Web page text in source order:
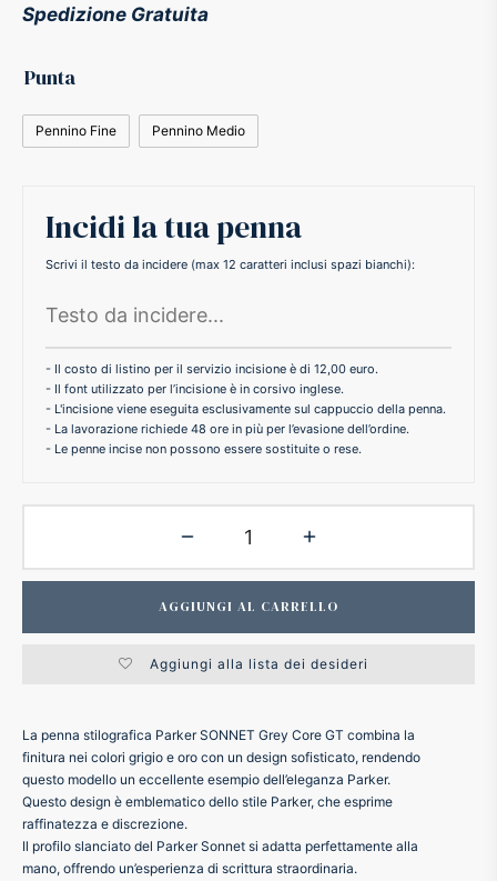
Spedizione Gratuita
Punta
Pennino Fine Pennino Medio
Incidi la tua penna
Scrivi il testo da incidere (max 12 caratteri inclusi spazi bianchi):
- Il costo di listino per il servizio incisione è di 12,00 euro.
- Il font utilizzato per l’incisione è in corsivo inglese.
- L'incisione viene eseguita esclusivamente sul cappuccio della penna.
- La lavorazione richiede 48 ore in più per l’evasione dell’ordine.
- Le penne incise non possono essere sostituite o rese.
AGGIUNGI AL CARRELLO
Aggiungi alla lista dei desideri
La penna stilografica Parker SONNET Grey Core GT combina la
finitura nei colori grigio e oro con un design sofisticato, rendendo
questo modello un eccellente esempio dell’eleganza Parker.
Questo design è emblematico dello stile Parker, che esprime
raffinatezza e discrezione.
Il profilo slanciato del Parker Sonnet si adatta perfettamente alla
mano, offrendo un’esperienza di scrittura straordinaria.